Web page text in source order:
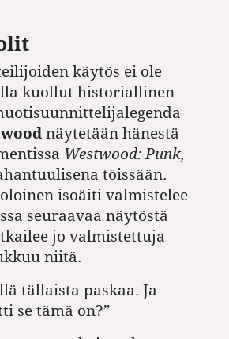
käytös ei ole
kuollut historiallinen
näytetään hänestä
Westwood: Punk,
töissään.
isoäiti valmistelee
seuraavaa näytöstä
jo valmistettuja
niitä.
tällaista paskaa. Ja
se tämä on?”